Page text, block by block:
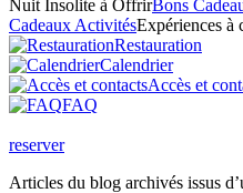
Nuit Insolite à OffrirBons
Cadeaux ActivitésExpériences à
Restauration
Calendrier
Accès et
FAQ
reserver
Articles du blog archivés issus